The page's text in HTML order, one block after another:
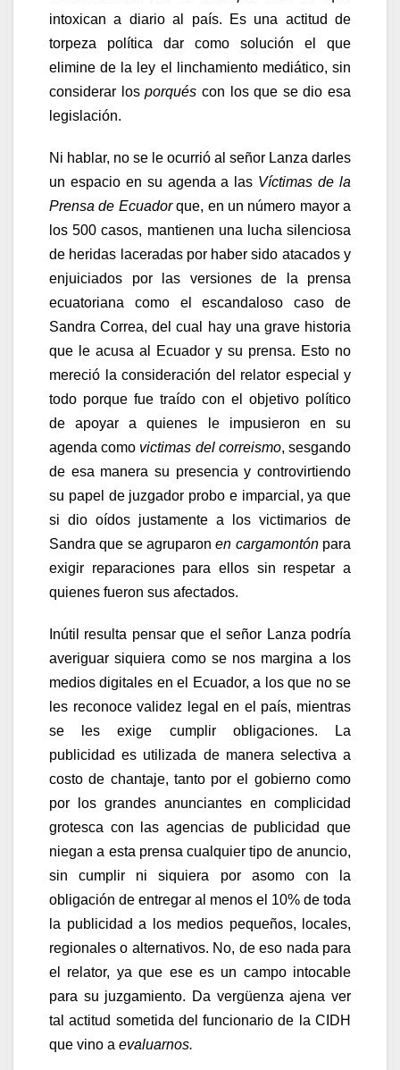
intoxican a diario al país. Es una actitud de
torpeza política dar como solución el que
elimine de la ley el linchamiento mediático, sin
considerar losporqués con los que se dio esa
legislación.
Ni hablar, no se le ocurrió al señor Lanza darles
un espacio en su agenda a las Víctimas de la
Prensa de Ecuadorque, en un número mayor a
los 500 casos, mantienen una lucha silenciosa
de heridas laceradas por haber sido atacados y
enjuiciados por las versiones de la prensa
ecuatoriana como el escandaloso caso de
Sandra Correa, del cual hay una grave historia
que le acusa al Ecuador y su prensa. Esto no
mereció la consideración del relator especial y
todo porque fue traído con el objetivo político
de apoyar a quienes le impusieron en su
agenda como victimas del correismo, sesgando
de esa manera su presencia y controvirtiendo
su papel de juzgador probo e imparcial, ya que
si dio oídos justamente a los victimarios de
Sandra que se agruparonen cargamontón para
exigir reparaciones para ellos sin respetar a
quienes fueron sus afectados.
Inútil resulta pensar que el señor Lanza podría
averiguar siquiera como se nos margina a los
medios digitales en el Ecuador, a los que no se
les reconoce validez legal en el país, mientras
se les exige cumplir obligaciones. La
publicidad es utilizada de manera selectiva a
costo de chantaje, tanto por el gobierno como
por los grandes anunciantes en complicidad
grotesca con las agencias de publicidad que
niegan a esta prensa cualquier tipo de anuncio,
sin cumplir ni siquiera por asomo con la
obligación de entregar al menos el 10% de toda
la publicidad a los medios pequeños, locales,
regionales o alternativos. No, de eso nada para
el relator, ya que ese es un campo intocable
para su juzgamiento. Da vergüenza ajena ver
tal actitud sometida del funcionario de la CIDH
que vino a evaluarnos.